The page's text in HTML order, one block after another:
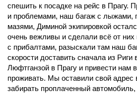
спешить к посадке на рейс в Прагу.
и проблемами, наш багаж с лыжами,
мазями, Диминой экипировкой
очень вежливы и сделали всё от
с прибалтами, разыскали там наш
скорости доставить сначала из
Люфтганзой в Прагу и привести нам
проживать. Мы оставили свой
забирать проплаченный